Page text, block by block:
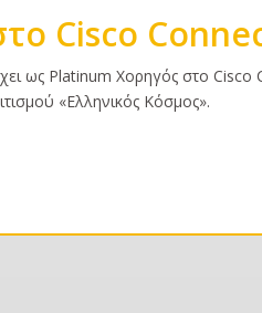
Cisco
ως Platinum Χορηγός στο
«Ελληνικός Κόσμος».